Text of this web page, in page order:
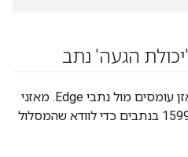
הגעה' נתב
בסביבת ייצור, בדרך כלל יש מאזן עומסים מול נתבי Edge. מאזני
עומסים עוקבים אחרי יציאה 15999 בנתבים כדי לוודא שהמסלול